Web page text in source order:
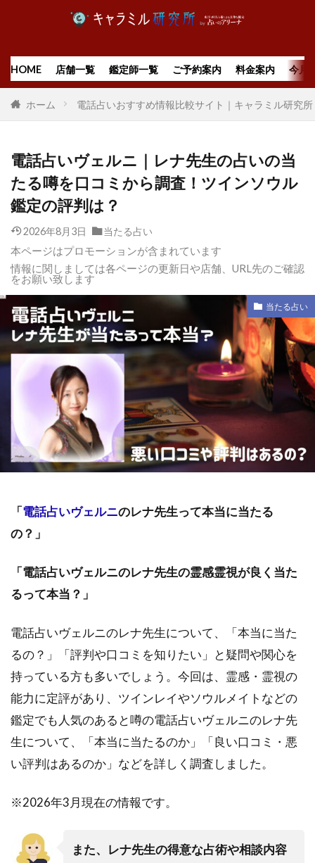
HOME 店舗一覧 鑑定師一覧 ご予約案内 料金案内 今月
ホーム 電話占いおすすめ情報比較サイト｜キャラミル研究所
電話占いヴェルニ｜レナ先生の占いの当
たる噂を口コミから調査！ツインソウル
鑑定の評判は？
2026年8月3日 当たる占い
本ページはプロモーションが含まれています
情報に関しましては各ページの更新日や店舗、URL先のご確認
をお願い致します
当たる占い
「電話占いヴェルニのレナ先生って本当に当たる
の？」
「電話占いヴェルニのレナ先生の霊感霊視が良く当た
るって本当？」
電話占いヴェルニのレナ先生について、「本当に当た
るの？」「評判や口コミを知りたい」と疑問や関心を
持っている方も多いでしょう。今回は、霊感・霊視の
能力に定評があり、ツインレイやソウルメイトなどの
鑑定でも人気のあると噂の電話占いヴェルニのレナ先
生について、「本当に当たるのか」「良い口コミ・悪
い評判はあるのか」などを詳しく調査しました。
※2026年3月現在の情報です。
また、レナ先生の得意な占術や相談内容